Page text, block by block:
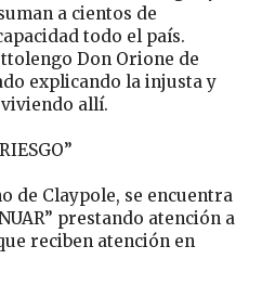
a cientos de
todo el país.
Don Orione de
explicando la injusta y
allí.
de Claypole, se encuentra
prestando atención a
reciben atención en